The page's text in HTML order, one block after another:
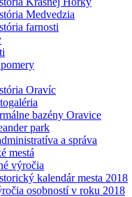
Medvedzia
farnosti
Oravíc
bazény Oravice
park
a správa
mestá
výročia
kalendár mesta 2018
osobností v roku 2018